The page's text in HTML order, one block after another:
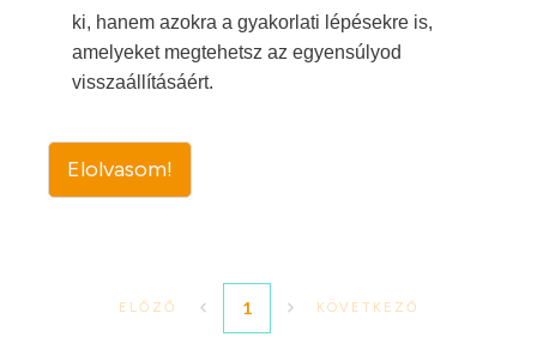
ki, hanem azokra a gyakorlati lépésekre is,
amelyeket megtehetsz az egyensúlyod
visszaállításáért.
Elolvasom!
ELŐZŐ 1 KÖVETKEZŐ